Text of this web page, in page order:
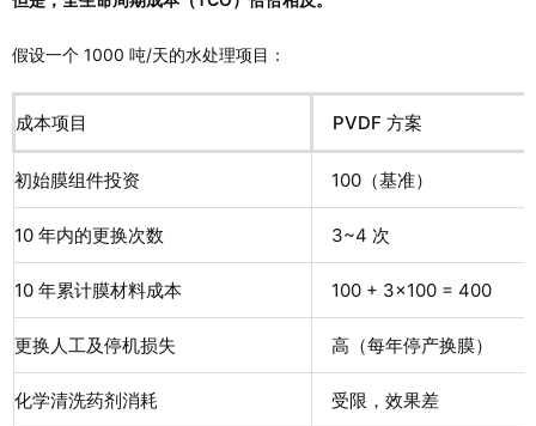
假设一个 1000 吨/天的水处理项目：
成本项目 PVDF 方案
初始膜组件投资 100（基准）
10 年内的更换次数 3~4 次
10 年累计膜材料成本 100 + 3×100 = 400
更换人工及停机损失 高（每年停产换膜）
化学清洗药剂消耗 受限，效果差